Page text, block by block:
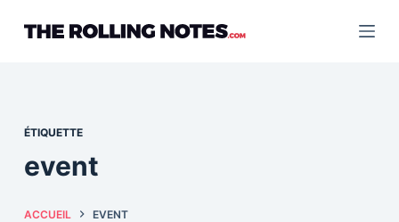
ÉTIQUETTE
event
ACCUEIL EVENT